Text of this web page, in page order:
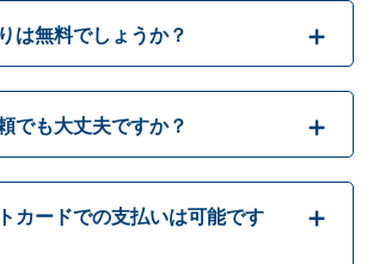
は無料でしょうか？
ずは専門スタッフがお伺いし実際に
現場調査を行います。確認した内容
無料でお見積もりをご提示させてい
す。もしお見積り内容がご希望に沿
合も、キャンセル料等は一切発生い
。お見積り内容にご納得・ご署名
でも大丈夫ですか？
しております。休日、祝日、年末年
も対応可能です。それにかかる追加
しません。ご安心ください。
カードでの支払いは可能です